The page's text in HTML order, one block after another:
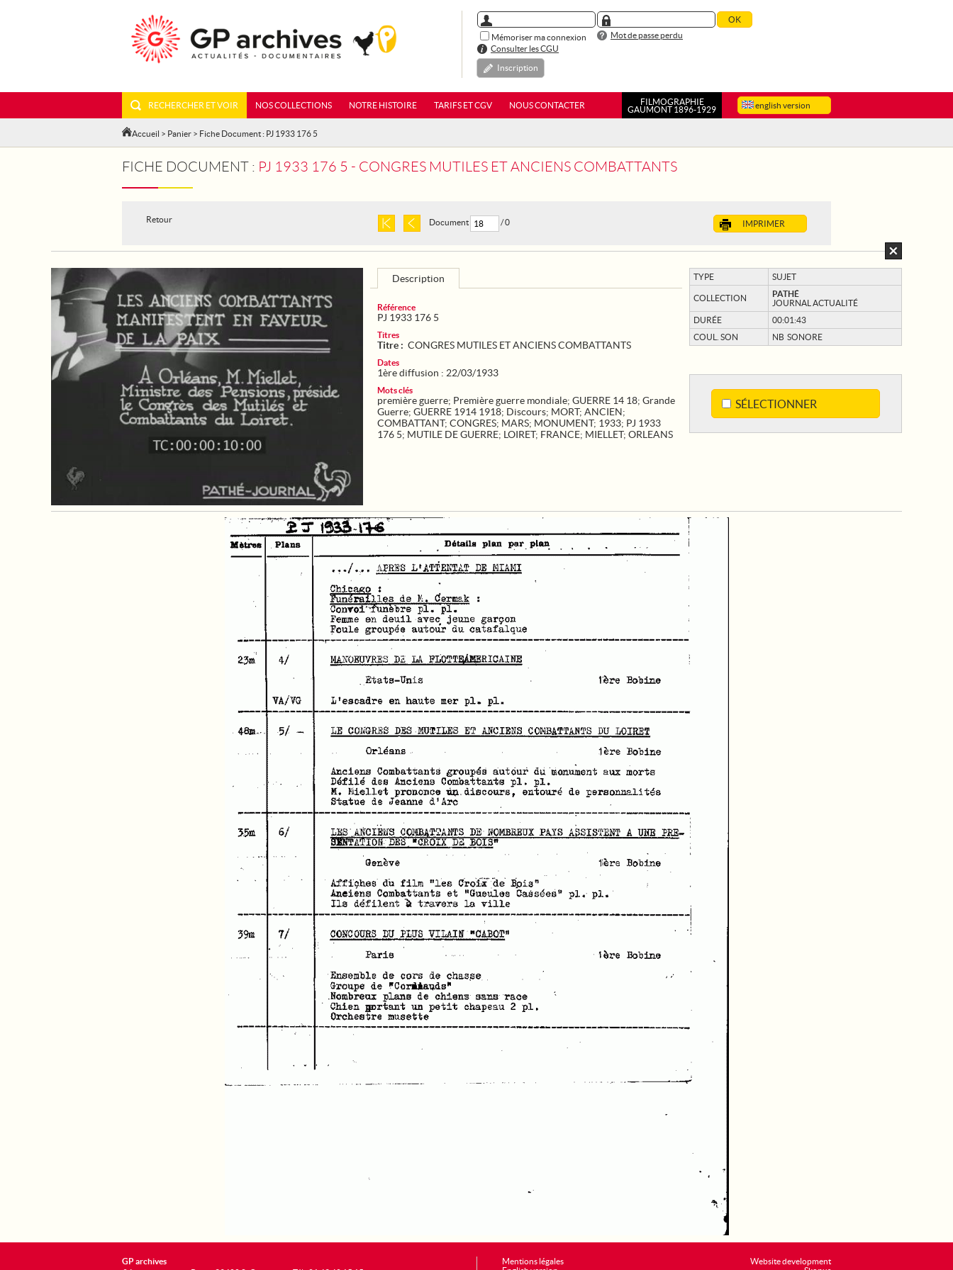
Mémoriser ma connexion
Mot de passe perdu
Consulter les CGU
Inscription
english version
RECHERCHER ET VOIR NOS COLLECTIONS NOTRE HISTOIRE TARIFS ET CGV NOUS CONTACTER
FILMOGRAPHIE
GAUMONT 1896-1929
Accueil > Panier > Fiche Document : PJ 1933 176 5
FICHE DOCUMENT : PJ 1933 176 5 - CONGRES MUTILES ET ANCIENS COMBATTANTS
Retour IMPRIMER
Document / 0
TYPE SUJET
COLLECTION
PATHÉ
JOURNAL ACTUALITÉ
DURÉE
00:01:43
COUL. SON
NB SONORE
SÉLECTIONNER
Description
Référence
PJ 1933 176 5
Titres
Titre : CONGRES MUTILES ET ANCIENS COMBATTANTS
Dates
1ère diffusion : 22/03/1933
Mots clés
première guerre; Première guerre mondiale; GUERRE 14 18; Grande
Guerre; GUERRE 1914 1918; Discours; MORT; ANCIEN;
COMBATTANT; CONGRES; MARS; MONUMENT; 1933; PJ 1933
176 5; MUTILE DE GUERRE; LOIRET; FRANCE; MIELLET; ORLEANS
Website development
GP archives
Mentions légales